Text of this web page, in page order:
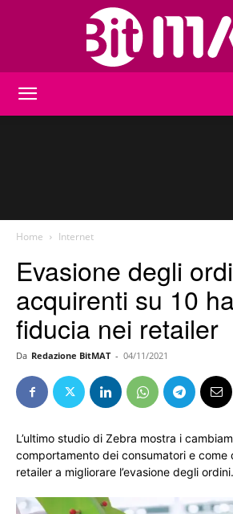
Home Internet
Evasione degli
acquirenti su 10
fiducia nei retailer
Da Redazione BitMAT - 04/11/2021
L’ultimo studio di Zebra mostra i
comportamento dei consumatori e come
retailer a migliorare l’evasione degli ordini.